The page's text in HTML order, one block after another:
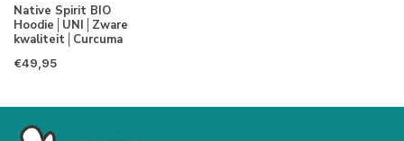
Native Spirit BIO
Hoodie│UNI│Zware
kwaliteit│Curcuma
€49,95